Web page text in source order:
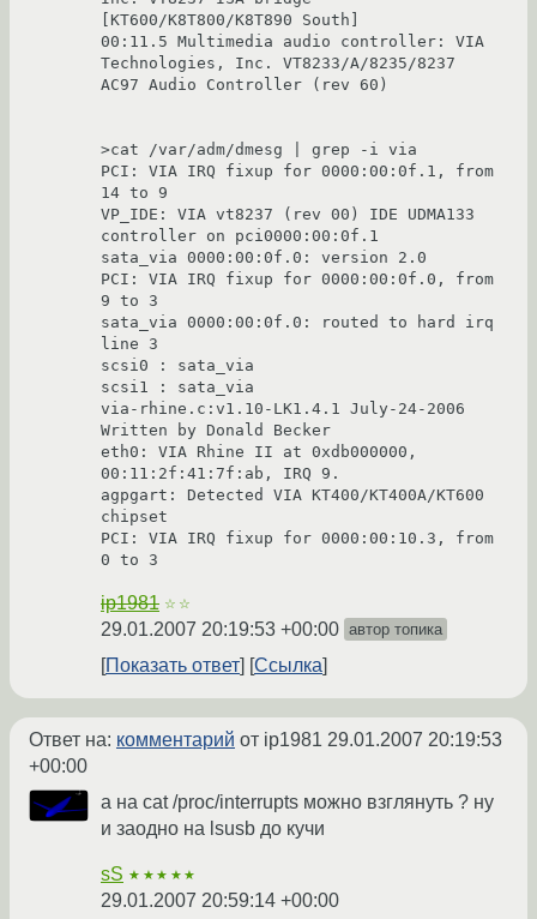
[KT600/K8T800/K8T890 South]
00:11.5 Multimedia audio controller: VIA
Technologies, Inc. VT8233/A/8235/8237
AC97 Audio Controller (rev 60)
>cat /var/adm/dmesg | grep -i via
PCI: VIA IRQ fixup for 0000:00:0f.1, from
14 to 9
VP_IDE: VIA vt8237 (rev 00) IDE UDMA133
controller on pci0000:00:0f.1
sata_via 0000:00:0f.0: version 2.0
PCI: VIA IRQ fixup for 0000:00:0f.0, from
9 to 3
sata_via 0000:00:0f.0: routed to hard irq
line 3
scsi0 : sata_via
scsi1 : sata_via
via-rhine.c:v1.10-LK1.4.1 July-24-2006
Written by Donald Becker
eth0: VIA Rhine II at 0xdb000000,
00:11:2f:41:7f:ab, IRQ 9.
agpgart: Detected VIA KT400/KT400A/KT600
chipset
PCI: VIA IRQ fixup for 0000:00:10.3, from
0 to 3
ip1981 ☆☆
29.01.2007 20:19:53 +00:00 автор топика
Показать ответ Ссылка
Ответ на: комментарий от ip1981 29.01.2007 20:19:53
+00:00
а на cat /proc/interrupts можно взглянуть ? ну
и заодно на lsusb до кучи
sS ★★★★★
29.01.2007 20:59:14 +00:00